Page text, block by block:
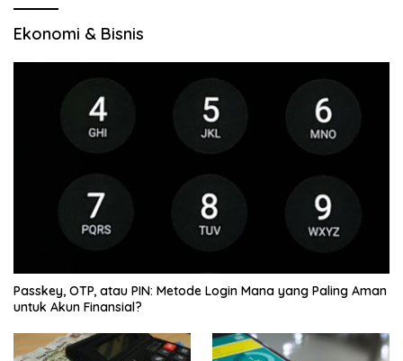
Ekonomi & Bisnis
Passkey, OTP, atau PIN: Metode Login Mana yang Paling Aman
untuk Akun Finansial?